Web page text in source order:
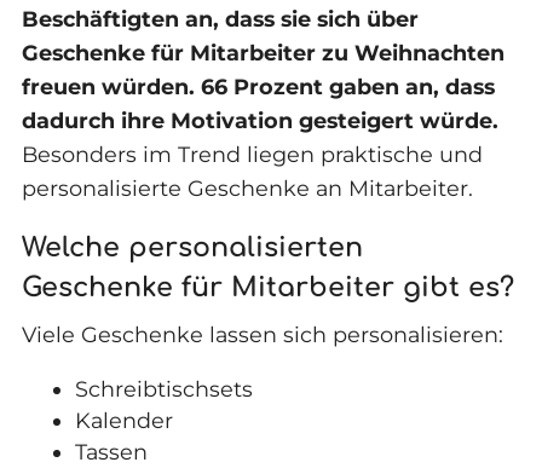
Beschäftigten an, dass sie sich über
Geschenke für Mitarbeiter zu Weihnachten
freuen würden. 66 Prozent gaben an, dass
dadurch ihre Motivation gesteigert würde.
Besonders im Trend liegen praktische und
personalisierte Geschenke an Mitarbeiter.
Welche personalisierten
Geschenke für Mitarbeiter gibt es?
Viele Geschenke lassen sich personalisieren:
Schreibtischsets
Kalender
Tassen